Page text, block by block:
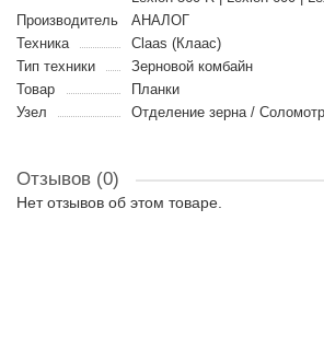
Производитель
АНАЛОГ
Техника
Claas (Клаас)
Тип техники
Зерновой комбайн
Товар
Планки
Узел
Отделение зерна /
Отзывов (0)
Нет отзывов об этом товаре.